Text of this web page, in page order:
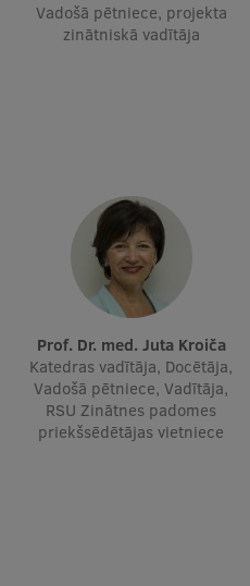
Vadošā pētniece, projekta
zinātniskā vadītāja
Prof. Dr. med. Juta Kroiča
Katedras vadītāja, Docētāja,
Vadošā pētniece, Vadītāja,
RSU Zinātnes padomes
priekšsēdētājas vietniece